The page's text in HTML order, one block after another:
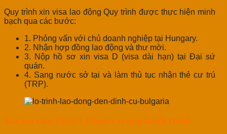
Quy trình xin visa lao động Quy trình được thực hiện minh
bạch qua các bước:
1. Phỏng vấn với chủ doanh nghiệp tại Hungary.
2. Nhận hợp đồng lao động và thư mời.
3. Nộp hồ sơ xin visa D (visa dài hạn) tại Đại sứ
quán.
4. Sang nước sở tại và làm thủ tục nhận thẻ cư trú
(TRP).
Vai trò của Viets’s Choice trong hành trình